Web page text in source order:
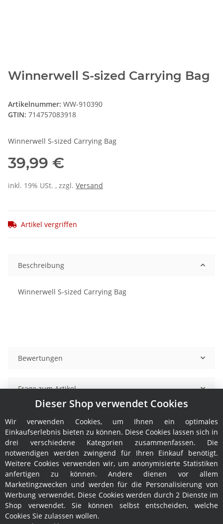
Winnerwell S-sized Carrying Bag
Artikelnummer: WW-910390
GTIN: 714757083918
Winnerwell S-sized Carrying Bag
39,99 €
inkl. 19% USt. , zzgl. Versand
Artikel vergriffen
Beschreibung
Winnerwell S-sized Carrying Bag
Bewertungen
Frage zum Artikel
Benachrichtigen, wenn verfügbar
Dieser Shop verwendet Cookies
Wir verwenden Cookies, um Ihnen ein optimales
Einkaufserlebnis bieten zu können. Diese Cookies lassen sich in
drei verschiedene Kategorien zusammenfassen. Die
notwendigen werden zwingend für Ihren Einkauf benötigt.
Weitere Cookies verwenden wir, um anonymisierte Statistiken
anfertigen zu können. Andere dienen vor allem
Marketingzwecken und werden für die Personalisierung von
Werbung verwendet. Diese Cookies werden durch 2 Dienste im
Shop verwendet. Sie können selbst entscheiden, welche
Cookies Sie zulassen wollen.